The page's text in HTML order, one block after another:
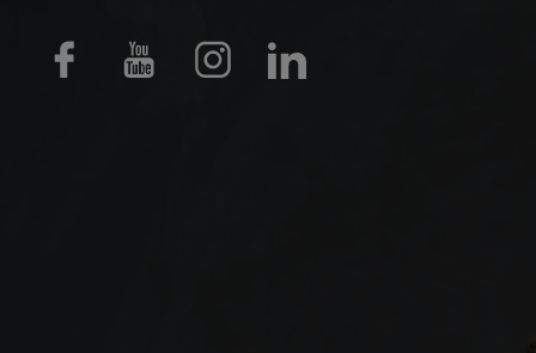
FacebookYoutube InstagramLinkedIn